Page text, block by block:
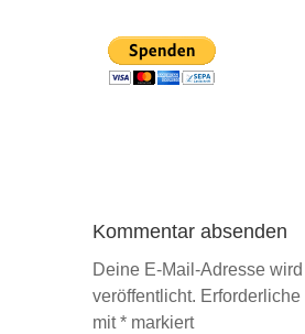
Kommentar absenden
Deine E-Mail-Adresse
veröffentlicht.
mit* markiert